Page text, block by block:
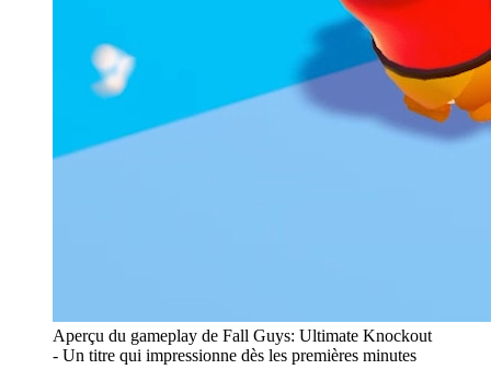
Aperçu du gameplay de Fall Guys: Ultimate Knockout
- Un titre qui impressionne dès les premières minutes